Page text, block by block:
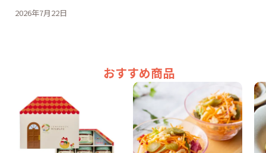
2026年7月22日
おすすめ商品